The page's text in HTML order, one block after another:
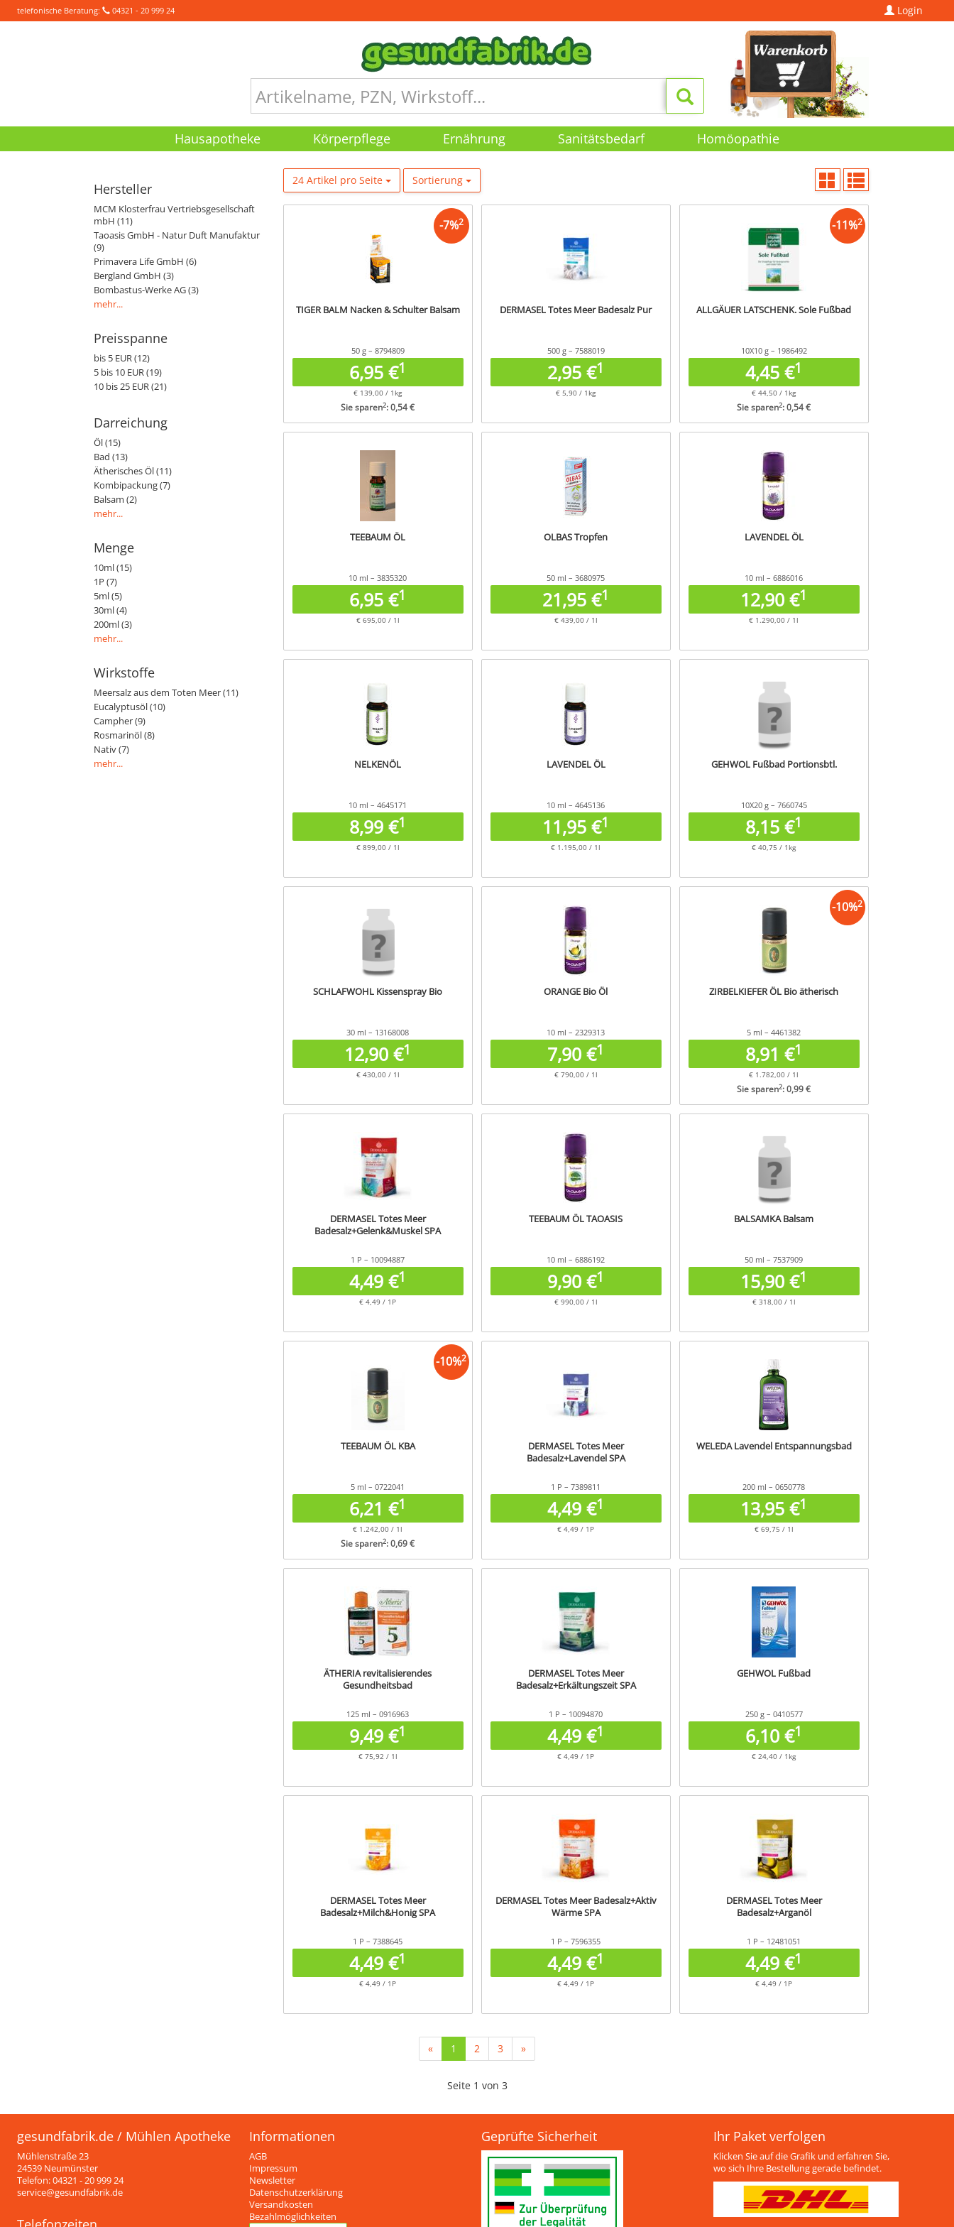
telefonische Beratung: 04321 - 20 999 24 Login
Hausapotheke Körperpflege Ernährung Sanitätsbedarf Homöopathie
Hersteller
MCM Klosterfrau Vertriebsgesellschaft
mbH (11)
Taoasis GmbH - Natur Duft Manufaktur
(9)
Primavera Life GmbH (6)
Bergland GmbH (3)
Bombastus-Werke AG (3)
mehr...
Preisspanne
bis 5 EUR (12)
5 bis 10 EUR (19)
10 bis 25 EUR (21)
Darreichung
Öl (15)
Bad (13)
Ätherisches Öl (11)
Kombipackung (7)
Balsam (2)
mehr...
Menge
10ml (15)
1P (7)
5ml (5)
30ml (4)
200ml (3)
mehr...
Wirkstoffe
Meersalz aus dem Toten Meer (11)
Eucalyptusöl (10)
Campher (9)
Rosmarinöl (8)
Nativ (7)
mehr...
24 Artikel pro Seite Sortierung
TIGER BALM Nacken & Schulter Balsam
50 g – 8794809
6,95 €1
€ 139,00 / 1kg
Sie sparen2: 0,54 €
-7%2
DERMASEL Totes Meer Badesalz Pur
500 g – 7588019
2,95 €1
€ 5,90 / 1kg
ALLGÄUER LATSCHENK. Sole Fußbad
10X10 g – 1986492
4,45 €1
€ 44,50 / 1kg
Sie sparen2: 0,54 €
-11%2
TEEBAUM ÖL
10 ml – 3835320
6,95 €1
€ 695,00 / 1l
OLBAS Tropfen
50 ml – 3680975
21,95 €1
€ 439,00 / 1l
LAVENDEL ÖL
10 ml – 6886016
12,90 €1
€ 1.290,00 / 1l
NELKENÖL
10 ml – 4645171
8,99 €1
€ 899,00 / 1l
LAVENDEL ÖL
10 ml – 4645136
11,95 €1
€ 1.195,00 / 1l
GEHWOL Fußbad Portionsbtl.
10X20 g – 7660745
8,15 €1
€ 40,75 / 1kg
SCHLAFWOHL Kissenspray Bio
30 ml – 13168008
12,90 €1
€ 430,00 / 1l
ORANGE Bio Öl
10 ml – 2329313
7,90 €1
€ 790,00 / 1l
ZIRBELKIEFER ÖL Bio ätherisch
5 ml – 4461382
8,91 €1
€ 1.782,00 / 1l
Sie sparen2: 0,99 €
-10%2
DERMASEL Totes Meer
Badesalz+Gelenk&Muskel SPA
1 P – 10094887
4,49 €1
€ 4,49 / 1P
TEEBAUM ÖL TAOASIS
10 ml – 6886192
9,90 €1
€ 990,00 / 1l
BALSAMKA Balsam
50 ml – 7537909
15,90 €1
€ 318,00 / 1l
TEEBAUM ÖL KBA
5 ml – 0722041
6,21 €1
€ 1.242,00 / 1l
Sie sparen2: 0,69 €
-10%2
DERMASEL Totes Meer
Badesalz+Lavendel SPA
1 P – 7389811
4,49 €1
€ 4,49 / 1P
WELEDA Lavendel Entspannungsbad
200 ml – 0650778
13,95 €1
€ 69,75 / 1l
ÄTHERIA revitalisierendes
Gesundheitsbad
125 ml – 0916963
9,49 €1
€ 75,92 / 1l
DERMASEL Totes Meer
Badesalz+Erkältungszeit SPA
1 P – 10094870
4,49 €1
€ 4,49 / 1P
GEHWOL Fußbad
250 g – 0410577
6,10 €1
€ 24,40 / 1kg
DERMASEL Totes Meer
Badesalz+Milch&Honig SPA
1 P – 7388645
4,49 €1
€ 4,49 / 1P
DERMASEL Totes Meer Badesalz+Aktiv
Wärme SPA
1 P – 7596355
4,49 €1
€ 4,49 / 1P
DERMASEL Totes Meer
Badesalz+Arganöl
1 P – 12481051
4,49 €1
€ 4,49 / 1P
« 1 (current)
2 3 »
Seite 1 von 3
gesundfabrik.de / Mühlen Apotheke
Mühlenstraße 23
24539 Neumünster
Telefon: 04321 - 20 999 24
service@gesundfabrik.de
Informationen
AGB
Impressum
Newsletter
Datenschutzerklärung
Versandkosten
Bezahlmöglichkeiten
Geprüfte Sicherheit Ihr Paket verfolgen
Klicken Sie auf die Grafik und erfahren Sie,
wo sich Ihre Bestellung gerade befindet.